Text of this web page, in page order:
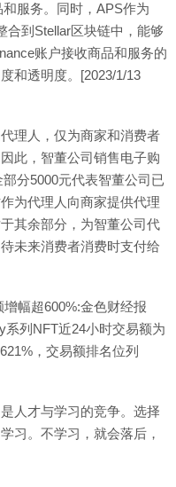
服务。同时，APS作为
合到Stellar区块链中，能够
账户接收商品和服务的
和透明度。[2023/1/13
理人，仅为商家和消费者
此，智董公司销售电子购
分5000元代表智董公司已
为代理人向商家提供代理
其余部分，为智董公司代
未来消费者消费时支付给
幅超600%:金色财经报
系列NFT近24小时交易额为
，交易额排名位列
人才与学习的竞争。选择
习。不学习，就会落后，